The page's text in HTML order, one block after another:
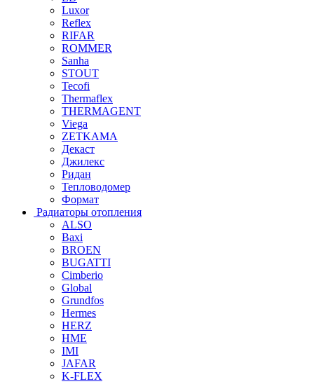
Luxor
Reflex
RIFAR
ROMMER
Sanha
STOUT
Tecofi
Thermaflex
THERMAGENT
Viega
ZETKAMA
Декаст
Джилекс
Ридан
Тепловодомер
Формат
Радиаторы отопления
ALSO
Baxi
BROEN
BUGATTI
Cimberio
Global
Grundfos
Hermes
HERZ
HME
IMI
JAFAR
K-FLEX